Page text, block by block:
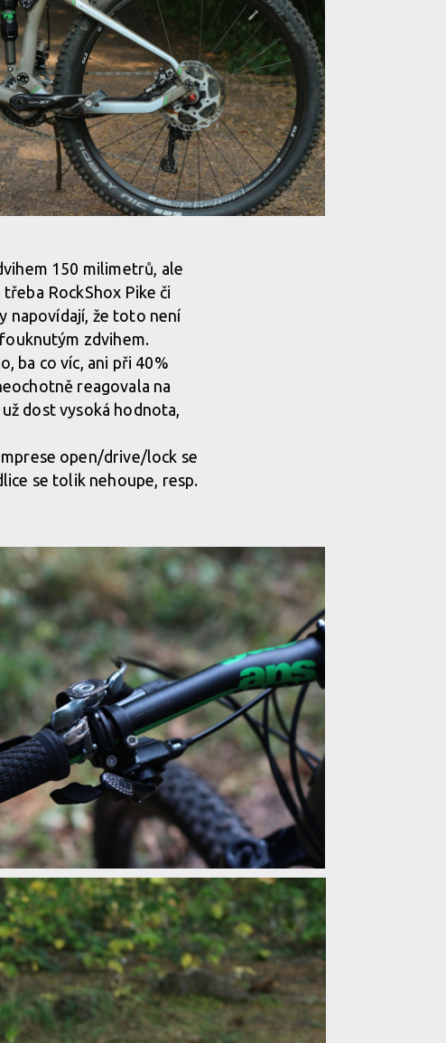
- rychlý all mountain ze St. Pauli
- rychlý all mountain ze St. Pauli
- rychlý all mountain ze St. Pauli
150 milimetrů, ale
RockShox Pike či
napovídají, že toto není
zdvihem.
ba co víc, ani při 40%
reagovala na
dost vysoká hodnota,
open/drive/lock se
se tolik nehoupe, resp.
- rychlý all mountain ze St. Pauli
- rychlý all mountain ze St. Pauli
- rychlý all mountain ze St. Pauli